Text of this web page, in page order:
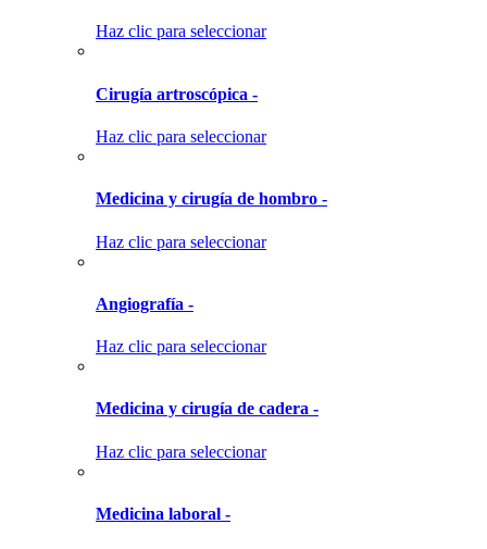
Haz clic para seleccionar
Cirugía artroscópica -
Haz clic para seleccionar
Medicina y cirugía de hombro -
Haz clic para seleccionar
Angiografía -
Haz clic para seleccionar
Medicina y cirugía de cadera -
Haz clic para seleccionar
Medicina laboral -